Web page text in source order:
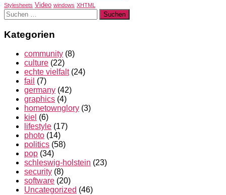
Stylesheets Video windows XHTML
Suchen
nach:
Kategorien
community (8)
culture (22)
echte vielfalt(24)
fail (7)
germany (42)
graphics (4)
hometownglory (3)
kiel (6)
lifestyle (17)
photo (14)
politics (58)
pop (34)
schleswig-holstein (23)
security (8)
software (20)
Uncategorized (46)